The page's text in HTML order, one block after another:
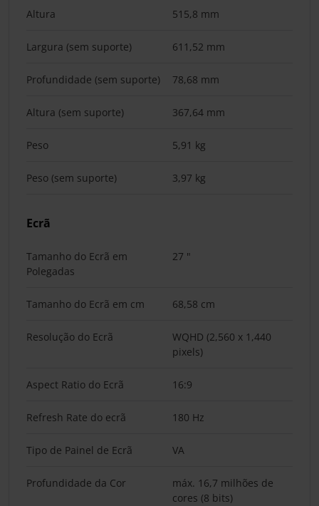
Altura 515,8 mm
Largura (sem suporte) 611,52 mm
Profundidade (sem suporte) 78,68 mm
Altura (sem suporte) 367,64 mm
Peso 5,91 kg
Peso (sem suporte) 3,97 kg
Ecrã
Tamanho do Ecrã em
Polegadas
27 "
Tamanho do Ecrã em cm 68,58 cm
Resolução do Ecrã
WQHD (2,560 x 1,440
pixels)
Aspect Ratio do Ecrã 16:9
Refresh Rate do ecrã 180 Hz
Tipo de Painel de Ecrã VA
Profundidade da Cor
máx. 16,7 milhões de
cores (8 bits)